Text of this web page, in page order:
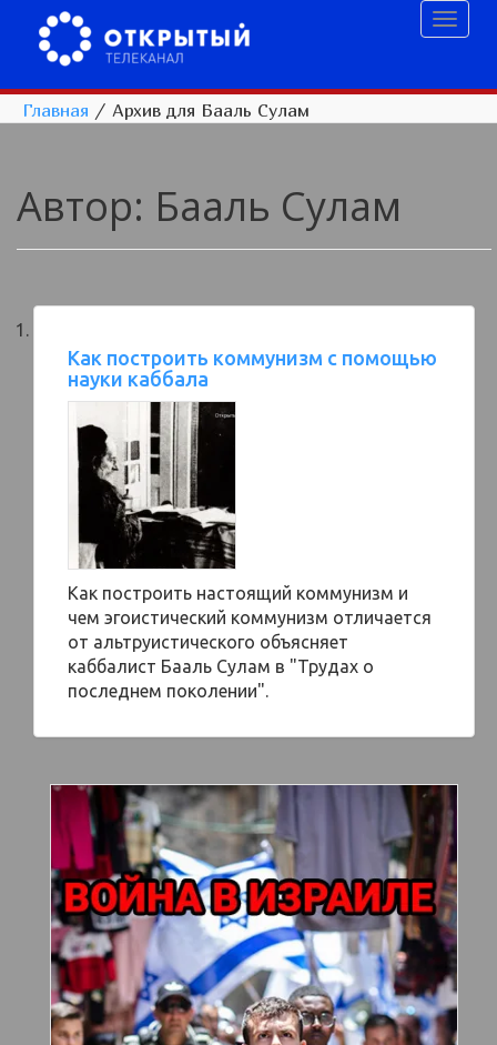
Главная / Архив для Бааль Сулам
Автор: Бааль Сулам
Как построить коммунизм с помощью
науки каббала
Как построить настоящий коммунизм и
чем эгоистический коммунизм отличается
от альтруистического объясняет
каббалист Бааль Сулам в "Трудах о
последнем поколении".